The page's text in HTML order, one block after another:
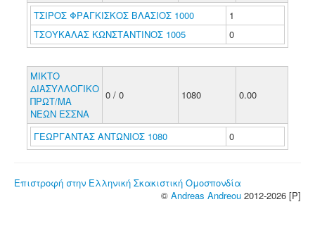
ΤΣΙΡΟΣ ΦΡΑΓΚΙΣΚΟΣ ΒΛΑΣΙΟΣ 1000
1
ΤΣΟΥΚΑΛΑΣ ΚΩΝΣΤΑΝΤΙΝΟΣ 1005
0
ΜΙΚΤΟ
ΔΙΑΣΥΛΛΟΓΙΚΟ
ΠΡΩΤ/ΜΑ
ΝΕΩΝ ΕΣΣΝΑ
0 / 0 1080 0.00
ΓΕΩΡΓΑΝΤΑΣ ΑΝΤΩΝΙΟΣ 1080 0
Επιστροφή στην Ελληνική Σκακιστική Ομοσπονδία
© Andreas Andreou 2012-2026 [P]